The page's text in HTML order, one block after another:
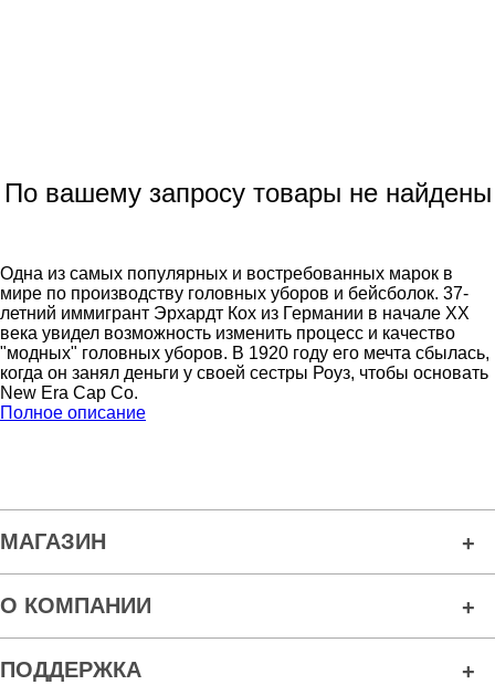
По вашему запросу товары не найдены
Одна из самых популярных и востребованных марок в
мире по производству головных уборов и бейсболок. 37-
летний иммигрант Эрхардт Кох из Германии в начале XX
века увидел возможность изменить процесс и качество
"модных" головных уборов. В 1920 году его мечта сбылась,
когда он занял деньги у своей сестры Роуз, чтобы основать
New Era Cap Co.
Полное описание
МАГАЗИН
О КОМПАНИИ
ПОДДЕРЖКА